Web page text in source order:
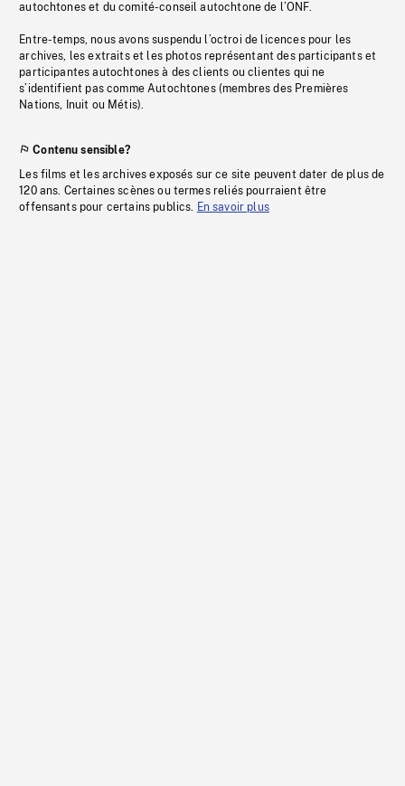
autochtones et du comité-conseil autochtone de l’ONF.
Entre-temps, nous avons suspendu l’octroi de licences pour les
archives, les extraits et les photos représentant des participants et
participantes autochtones à des clients ou clientes qui ne
s’identifient pas comme Autochtones (membres des Premières
Nations, Inuit ou Métis).
Contenu sensible?
Les films et les archives exposés sur ce site peuvent dater de plus de
120 ans. Certaines scènes ou termes reliés pourraient être
offensants pour certains publics. En savoir plus